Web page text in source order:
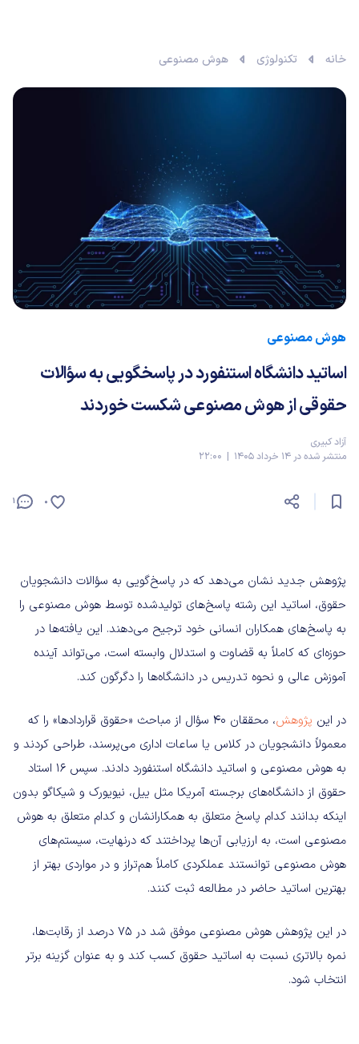
خانه تکنولوژی هوش مصنوعی
هوش مصنوعی
اساتید دانشگاه استنفورد در پاسخگویی به سؤالات
حقوقی از هوش مصنوعی شکست خوردند
آزاد کبیری
منتشر شده در 14 خرداد 1405 | 22:00
1 0
پژوهش جدید نشان می‌دهد که در پاسخ‌گویی به سؤالات دانشجویان
حقوق، اساتید این رشته پاسخ‌های تولیدشده توسط هوش مصنوعی را
به پاسخ‌های همکاران انسانی خود ترجیح می‌دهند. این یافته‌ها در
حوزه‌ای که کاملاً به قضاوت و استدلال وابسته است، می‌تواند آینده
آموزش عالی و نحوه تدریس در دانشگاه‌ها را دگرگون کند.
در این پژوهش
، محققان ۴۰ سؤال از مباحث «حقوق قراردادها» را که
معمولاً دانشجویان در کلاس یا ساعات اداری می‌پرسند، طراحی کردند و
به هوش مصنوعی و اساتید دانشگاه استنفورد دادند. سپس ۱۶ استاد
حقوق از دانشگاه‌های برجسته آمریکا مثل ییل، نیویورک و شیکاگو بدون
اینکه بدانند کدام پاسخ متعلق به همکارانشان و کدام متعلق به هوش
مصنوعی است، به ارزیابی آن‌ها پرداختند که درنهایت، سیستم‌های
هوش مصنوعی توانستند عملکردی کاملاً هم‌تراز و در مواردی بهتر از
بهترین اساتید حاضر در مطالعه ثبت کنند.
در این پژوهش هوش مصنوعی موفق شد در ۷۵ درصد از رقابت‌ها،
نمره بالاتری نسبت به اساتید حقوق کسب کند و به عنوان گزینه برتر
انتخاب شود.